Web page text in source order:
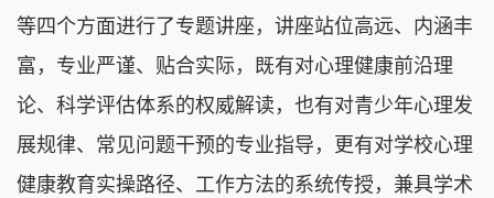
等四个方面进行了专题讲座，讲座站位高远、内涵丰
富，专业严谨、贴合实际，既有对心理健康前沿理
论、科学评估体系的权威解读，也有对青少年心理发
展规律、常见问题干预的专业指导，更有对学校心理
健康教育实操路径、工作方法的系统传授，兼具学术